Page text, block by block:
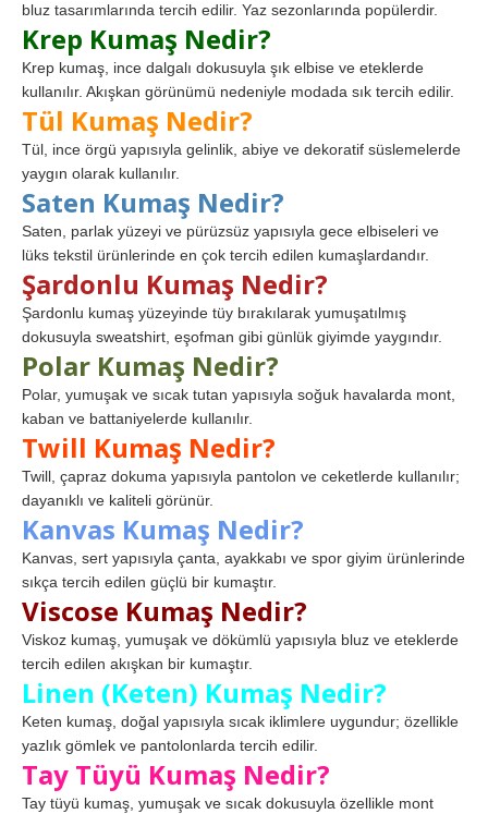
bluz tasarımlarında tercih edilir. Yaz sezonlarında popülerdir.
Krep Kumaş Nedir?
Krep kumaş, ince dalgalı dokusuyla şık elbise ve eteklerde
kullanılır. Akışkan görünümü nedeniyle modada sık tercih edilir.
Tül Kumaş Nedir?
Tül, ince örgü yapısıyla gelinlik, abiye ve dekoratif süslemelerde
yaygın olarak kullanılır.
Saten Kumaş Nedir?
Saten, parlak yüzeyi ve pürüzsüz yapısıyla gece elbiseleri ve
lüks tekstil ürünlerinde en çok tercih edilen kumaşlardandır.
Şardonlu Kumaş Nedir?
Şardonlu kumaş yüzeyinde tüy bırakılarak yumuşatılmış
dokusuyla sweatshirt, eşofman gibi günlük giyimde yaygındır.
Polar Kumaş Nedir?
Polar, yumuşak ve sıcak tutan yapısıyla soğuk havalarda mont,
kaban ve battaniyelerde kullanılır.
Twill Kumaş Nedir?
Twill, çapraz dokuma yapısıyla pantolon ve ceketlerde kullanılır;
dayanıklı ve kaliteli görünür.
Kanvas Kumaş Nedir?
Kanvas, sert yapısıyla çanta, ayakkabı ve spor giyim ürünlerinde
sıkça tercih edilen güçlü bir kumaştır.
Viscose Kumaş Nedir?
Viskoz kumaş, yumuşak ve dökümlü yapısıyla bluz ve eteklerde
tercih edilen akışkan bir kumaştır.
Linen (Keten) Kumaş Nedir?
Keten kumaş, doğal yapısıyla sıcak iklimlere uygundur; özellikle
yazlık gömlek ve pantolonlarda tercih edilir.
Tay Tüyü Kumaş Nedir?
Tay tüyü kumaş, yumuşak ve sıcak dokusuyla özellikle mont